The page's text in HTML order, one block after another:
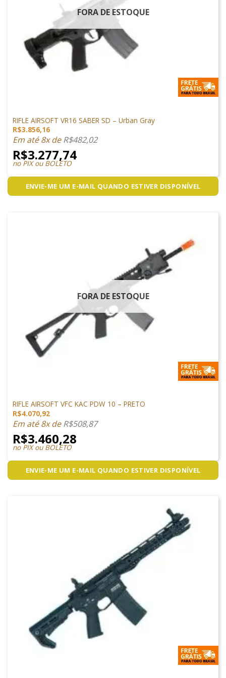
FORA DE ESTOQUE
RIFLE AIRSOFT VR16 SABER SD – Urban Gray
R$3.856,16
Em até 8x deR$482,02
R$3.277,74
no PIX ou BOLETO
ENVIE-ME UM E-MAIL QUANDO ESTIVER DISPONÍVEL
FORA DE ESTOQUE
RIFLE AIRSOFT VFC KAC PDW 10 – PRETO
R$4.070,92
Em até 8x deR$508,87
R$3.460,28
no PIX ou BOLETO
ENVIE-ME UM E-MAIL QUANDO ESTIVER DISPONÍVEL